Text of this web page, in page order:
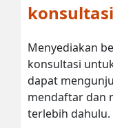
Menyediakan
konsultasi
dapat
mendaftar dan
terlebih dahulu.